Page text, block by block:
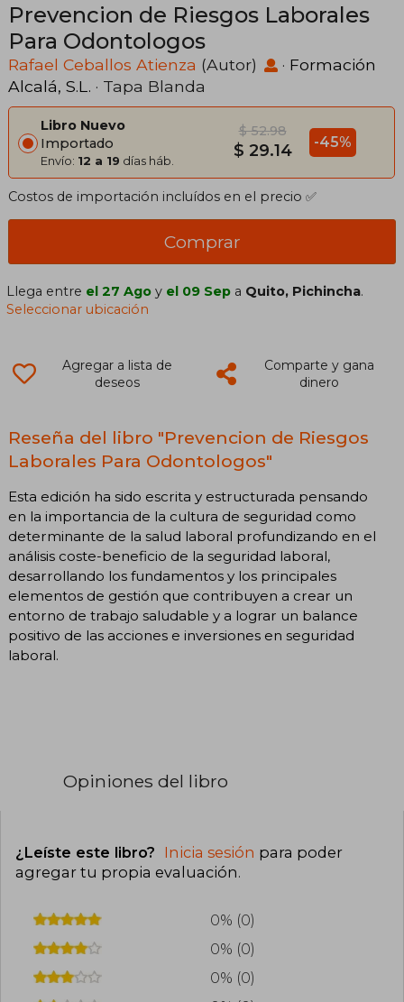
Prevencion de Riesgos Laborales
Para Odontologos
Rafael Ceballos Atienza (Autor) · Formación
Alcalá, S.L. · Tapa Blanda
Libro Nuevo
Importado
Envío: 12 a 19 días háb.
$ 52.98
$ 29.14 -45%
Costos de importación incluídos en el precio ✅
Comprar
Llega entre el 27 Ago y el 09 Sep a Quito, Pichincha.
Seleccionar ubicación
Agregar a lista de
deseos
Comparte y gana
dinero
Reseña del libro "Prevencion de Riesgos
Laborales Para Odontologos"
Esta edición ha sido escrita y estructurada pensando
en la importancia de la cultura de seguridad como
determinante de la salud laboral profundizando en el
análisis coste-beneficio de la seguridad laboral,
desarrollando los fundamentos y los principales
elementos de gestión que contribuyen a crear un
entorno de trabajo saludable y a lograr un balance
positivo de las acciones e inversiones en seguridad
laboral.
Opiniones del libro
¿Leíste este libro? Inicia sesión para poder
agregar tu propia evaluación.
0% (0)
0% (0)
0% (0)